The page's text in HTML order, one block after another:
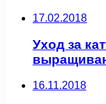
17.02.2018
Уход за
16.11.2018